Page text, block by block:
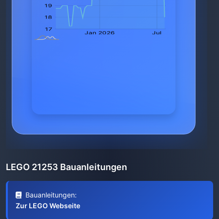
LEGO 21253 Bauanleitungen
Bauanleitungen:
Zur LEGO Webseite